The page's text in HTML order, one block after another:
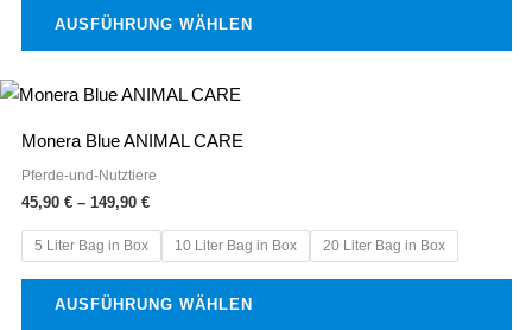
AUSFÜHRUNG WÄHLEN
auf
der
Produktseite
gewählt
werden
Monera Blue ANIMAL CARE
Pferde-und-Nutztiere
45,90 € – 149,90 €
Preisspanne:
149,90 €
5 Liter Bag in Box 10 Liter Bag in Box 20 Liter Bag in Box
AUSFÜHRUNG WÄHLEN
Dieses
auf.